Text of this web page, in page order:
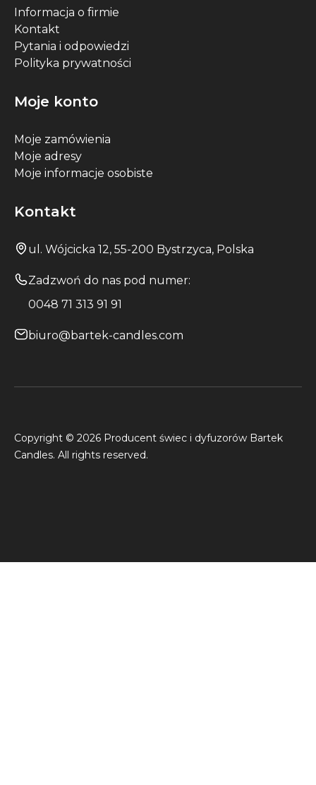
Informacja o firmie
Kontakt
Pytania i odpowiedzi
Polityka prywatności
Moje konto
Moje zamówienia
Moje adresy
Moje informacje osobiste
Kontakt
ul. Wójcicka 12, 55-200 Bystrzyca, Polska
Zadzwoń do nas pod numer:
0048 71 313 91 91
biuro@bartek-candles.com
Copyright © 2026 Producent świec i dyfuzorów Bartek
Candles. All rights reserved.